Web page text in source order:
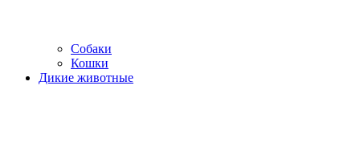
Собаки
Кошки
Дикие животные